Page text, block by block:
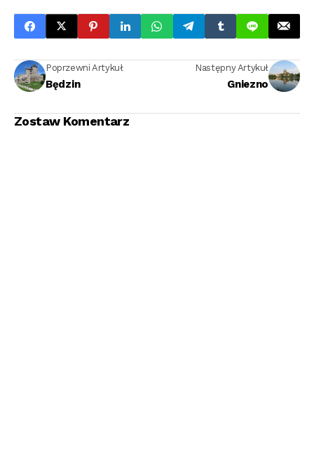
Poprzewni Artykuł
Będzin
Następny Artykuł
Gniezno
Zostaw Komentarz